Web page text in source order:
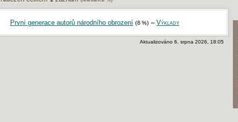
První generace autorů národního obrození (8 %) – Výklady
Aktualizováno 6. srpna 2026, 18:05